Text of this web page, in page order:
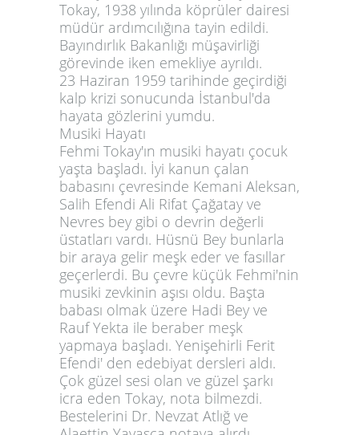
Tokay, 1938 yılında köprüler dairesi
müdür ardımcılığına tayin edildi.
Bayındırlık Bakanlığı müşavirliği
görevinde iken emekliye ayrıldı.
23 Haziran 1959 tarihinde geçirdiği
kalp krizi sonucunda İstanbul'da
hayata gözlerini yumdu.
Musiki Hayatı
Fehmi Tokay'ın musiki hayatı çocuk
yaşta başladı. İyi kanun çalan
babasını çevresinde Kemani Aleksan,
Salih Efendi Ali Rifat Çağatay ve
Nevres bey gibi o devrin değerli
üstatları vardı. Hüsnü Bey bunlarla
bir araya gelir meşk eder ve fasıllar
geçerlerdi. Bu çevre küçük Fehmi'nin
musiki zevkinin aşısı oldu. Başta
babası olmak üzere Hadi Bey ve
Rauf Yekta ile beraber meşk
yapmaya başladı. Yenişehirli Ferit
Efendi' den edebiyat dersleri aldı.
Çok güzel sesi olan ve güzel şarkı
icra eden Tokay, nota bilmezdi.
Bestelerini Dr. Nevzat Atlığ ve